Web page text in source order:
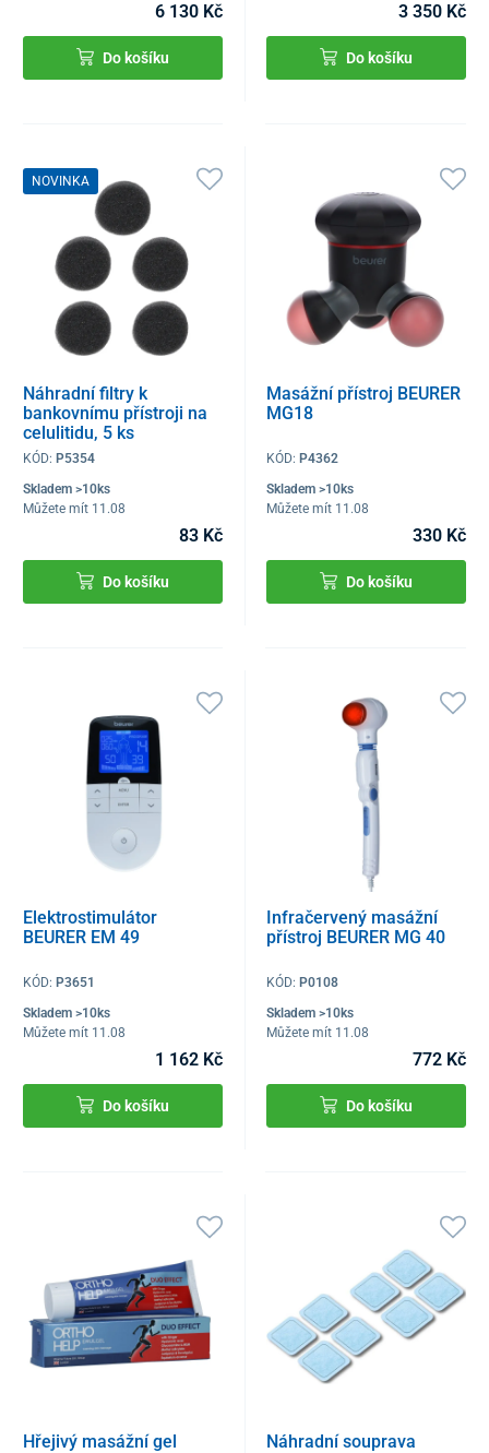
6 130 Kč
Do košíku
3 350 Kč
Do košíku
NOVINKA
Náhradní filtry k
bankovnímu přístroji na
celulitidu, 5 ks
KÓD: P5354
Skladem >10ks
Můžete mít 11.08
83 Kč
Do košíku
Masážní přístroj BEURER
MG18
KÓD: P4362
Skladem >10ks
Můžete mít 11.08
330 Kč
Do košíku
Elektrostimulátor
BEURER EM 49
KÓD: P3651
Skladem >10ks
Můžete mít 11.08
1 162 Kč
Do košíku
Infračervený masážní
přístroj BEURER MG 40
KÓD: P0108
Skladem >10ks
Můžete mít 11.08
772 Kč
Do košíku
Hřejivý masážní gel
Náhradní souprava